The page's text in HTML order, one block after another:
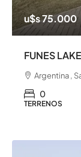
u$s 75.000
FUNES
Argentina ,
0
TERRENOS